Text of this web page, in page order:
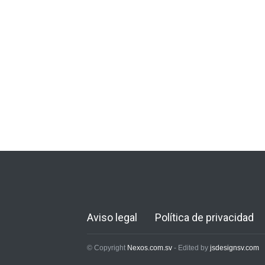
Aviso legal Política de privacidad
© Copyright Nexos.com.sv - Edited by jsdesignsv.com